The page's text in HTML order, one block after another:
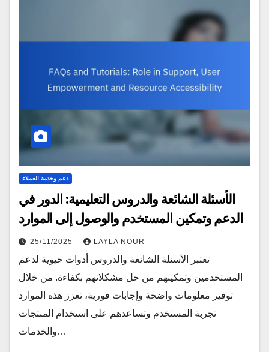
دعم وخدمة العملاء
الأسئلة الشائعة والدروس التعليمية: الدور في
الدعم وتمكين المستخدم والوصول إلى الموارد
25/11/2025 LAYLA NOUR
تعتبر الأسئلة الشائعة والدروس أدوات حيوية لدعم
المستخدمين وتمكينهم من حل مشكلاتهم بكفاءة. من خلال
توفير معلومات واضحة وإجابات فورية، تعزز هذه الموارد
تجربة المستخدم وتساعدهم على استخدام المنتجات
والخدمات…